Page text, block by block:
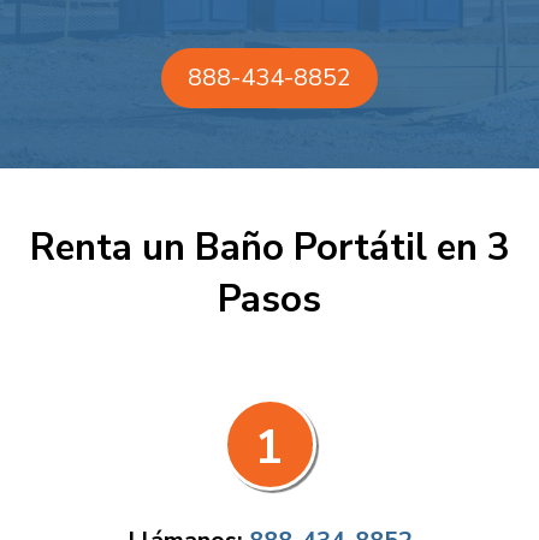
888-434-8852
Renta un Baño Portátil en 3
Pasos
1